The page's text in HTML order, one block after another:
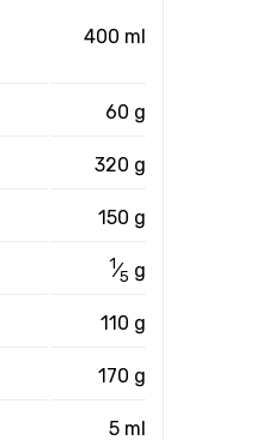
400 ml
60 g
320 g
150 g
1⁄5 g
110 g
170 g
5 ml